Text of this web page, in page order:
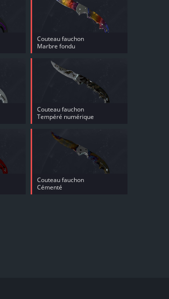
Couteau fauchon
Marbre fondu
Couteau fauchon
Tempéré numérique
Couteau fauchon
Cémenté